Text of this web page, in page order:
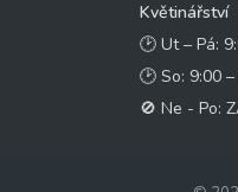
Květinářství
🕑 Ut – Pá:
🕑 So: 9:00
🚫 Ne - Po: